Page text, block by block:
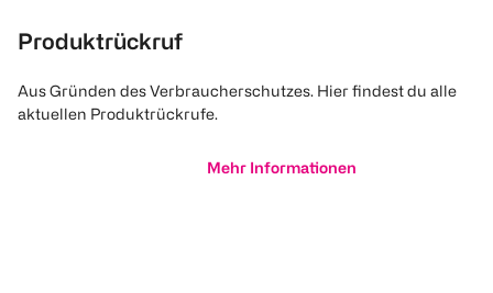
Produktrückruf
Aus Gründen des Verbraucherschutzes. Hier findest du alle
aktuellen Produktrückrufe.
Mehr Informationen